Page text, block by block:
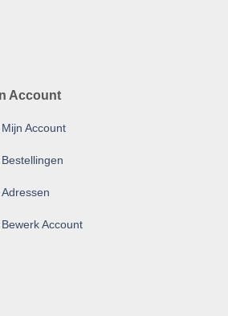
Account
Mijn Account
Bestellingen
Adressen
Bewerk Account